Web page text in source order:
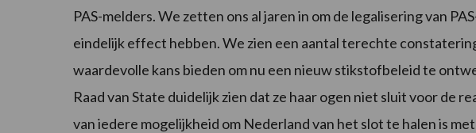
PAS-melders. We zetten ons al jaren in om de legalisering van
eindelijk effect hebben. We zien een aantal terechte
waardevolle kans bieden om nu een nieuw stikstofbeleid te
Raad van State duidelijk zien dat ze haar ogen niet sluit voor de
van iedere mogelijkheid om Nederland van het slot te halen is